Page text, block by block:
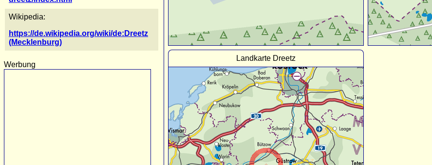
Wikipedia:
https://de.wikipedia.org/wiki/de:Dreetz
(Mecklenburg)
Werbung
Landkarte Dreetz